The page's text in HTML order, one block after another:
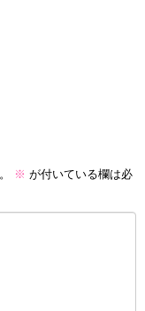
※ が付いている欄は必